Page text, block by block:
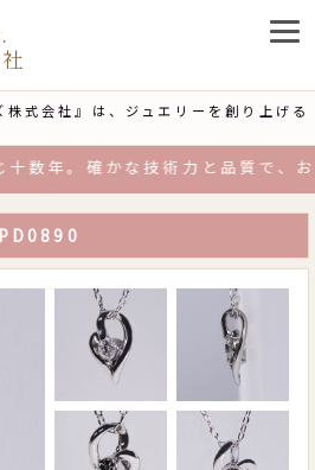
式会社』は、ジュエリーを創り上げる
年。確かな技術力と品質で、お